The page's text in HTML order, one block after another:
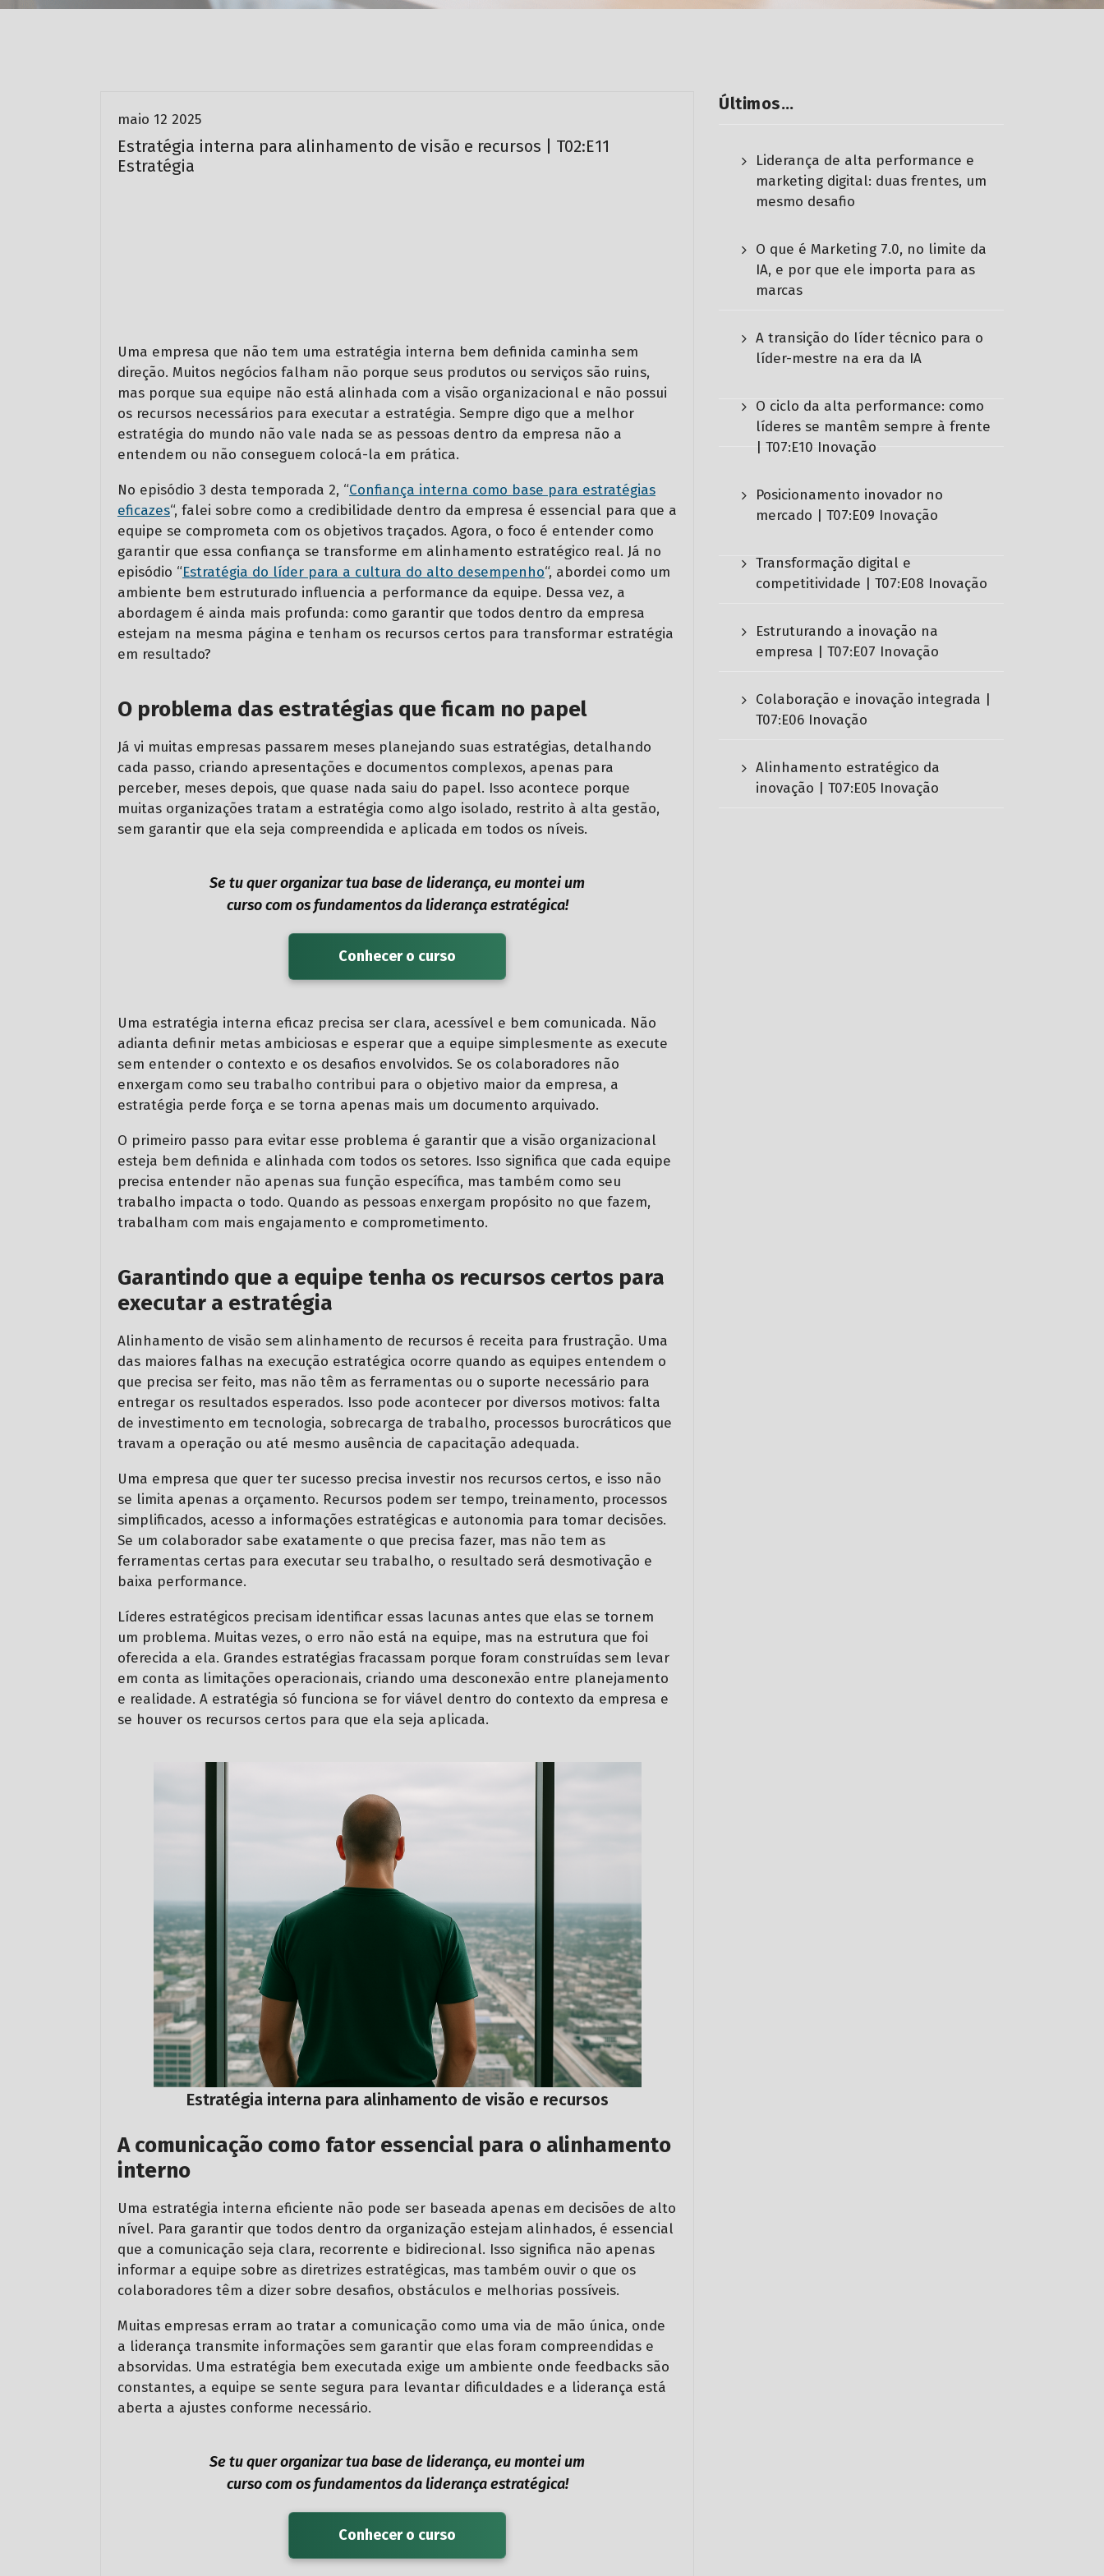
Gestão Estratégica para Líderes de Alta Performance
maio 12 2025
Estratégia interna para alinhamento de visão e recursos | T02:E11
Estratégia
Uma empresa que não tem uma estratégia interna bem definida caminha sem
direção. Muitos negócios falham não porque seus produtos ou serviços são ruins,
mas porque sua equipe não está alinhada com a visão organizacional e não possui
os recursos necessários para executar a estratégia. Sempre digo que a melhor
estratégia do mundo não vale nada se as pessoas dentro da empresa não a
entendem ou não conseguem colocá-la em prática.
No episódio 3 desta temporada 2, “Confiança interna como base para estratégias
eficazes“, falei sobre como a credibilidade dentro da empresa é essencial para que a
equipe se comprometa com os objetivos traçados. Agora, o foco é entender como
garantir que essa confiança se transforme em alinhamento estratégico real. Já no
episódio “Estratégia do líder para a cultura do alto desempenho“, abordei como um
ambiente bem estruturado influencia a performance da equipe. Dessa vez, a
abordagem é ainda mais profunda: como garantir que todos dentro da empresa
estejam na mesma página e tenham os recursos certos para transformar estratégia
em resultado?
O problema das estratégias que ficam no papel
Já vi muitas empresas passarem meses planejando suas estratégias, detalhando
cada passo, criando apresentações e documentos complexos, apenas para
perceber, meses depois, que quase nada saiu do papel. Isso acontece porque
muitas organizações tratam a estratégia como algo isolado, restrito à alta gestão,
sem garantir que ela seja compreendida e aplicada em todos os níveis.
Se tu quer organizar tua base de liderança, eu montei um
curso com os fundamentos da liderança estratégica!
Conhecer o curso
Uma estratégia interna eficaz precisa ser clara, acessível e bem comunicada. Não
adianta definir metas ambiciosas e esperar que a equipe simplesmente as execute
sem entender o contexto e os desafios envolvidos. Se os colaboradores não
enxergam como seu trabalho contribui para o objetivo maior da empresa, a
estratégia perde força e se torna apenas mais um documento arquivado.
O primeiro passo para evitar esse problema é garantir que a visão organizacional
esteja bem definida e alinhada com todos os setores. Isso significa que cada equipe
precisa entender não apenas sua função específica, mas também como seu
trabalho impacta o todo. Quando as pessoas enxergam propósito no que fazem,
trabalham com mais engajamento e comprometimento.
Garantindo que a equipe tenha os recursos certos para
executar a estratégia
Alinhamento de visão sem alinhamento de recursos é receita para frustração. Uma
das maiores falhas na execução estratégica ocorre quando as equipes entendem o
que precisa ser feito, mas não têm as ferramentas ou o suporte necessário para
entregar os resultados esperados. Isso pode acontecer por diversos motivos: falta
de investimento em tecnologia, sobrecarga de trabalho, processos burocráticos que
travam a operação ou até mesmo ausência de capacitação adequada.
Uma empresa que quer ter sucesso precisa investir nos recursos certos, e isso não
se limita apenas a orçamento. Recursos podem ser tempo, treinamento, processos
simplificados, acesso a informações estratégicas e autonomia para tomar decisões.
Se um colaborador sabe exatamente o que precisa fazer, mas não tem as
ferramentas certas para executar seu trabalho, o resultado será desmotivação e
baixa performance.
Líderes estratégicos precisam identificar essas lacunas antes que elas se tornem
um problema. Muitas vezes, o erro não está na equipe, mas na estrutura que foi
oferecida a ela. Grandes estratégias fracassam porque foram construídas sem levar
em conta as limitações operacionais, criando uma desconexão entre planejamento
e realidade. A estratégia só funciona se for viável dentro do contexto da empresa e
se houver os recursos certos para que ela seja aplicada.
Estratégia interna para alinhamento de visão e recursos
A comunicação como fator essencial para o alinhamento
interno
Uma estratégia interna eficiente não pode ser baseada apenas em decisões de alto
nível. Para garantir que todos dentro da organização estejam alinhados, é essencial
que a comunicação seja clara, recorrente e bidirecional. Isso significa não apenas
informar a equipe sobre as diretrizes estratégicas, mas também ouvir o que os
colaboradores têm a dizer sobre desafios, obstáculos e melhorias possíveis.
Muitas empresas erram ao tratar a comunicação como uma via de mão única, onde
a liderança transmite informações sem garantir que elas foram compreendidas e
absorvidas. Uma estratégia bem executada exige um ambiente onde feedbacks são
constantes, a equipe se sente segura para levantar dificuldades e a liderança está
aberta a ajustes conforme necessário.
Se tu quer organizar tua base de liderança, eu montei um
curso com os fundamentos da liderança estratégica!
Conhecer o curso
Últimos…
Liderança de alta performance e
marketing digital: duas frentes, um
mesmo desafio
O que é Marketing 7.0, no limite da
IA, e por que ele importa para as
marcas
A transição do líder técnico para o
líder-mestre na era da IA
O ciclo da alta performance: como
líderes se mantêm sempre à frente
| T07:E10 Inovação
Posicionamento inovador no
mercado | T07:E09 Inovação
Transformação digital e
competitividade | T07:E08 Inovação
Estruturando a inovação na
empresa | T07:E07 Inovação
Colaboração e inovação integrada |
T07:E06 Inovação
Alinhamento estratégico da
inovação | T07:E05 Inovação